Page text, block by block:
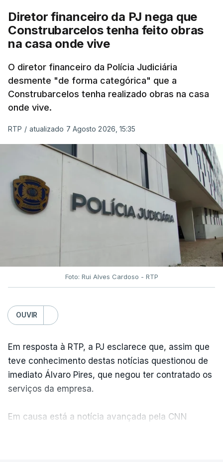
Diretor financeiro da PJ nega que
Construbarcelos tenha feito obras
na casa onde vive
O diretor financeiro da Polícia Judiciária
desmente "de forma categórica" que a
Construbarcelos tenha realizado obras na casa
onde vive.
RTP / atualizado 7 Agosto 2026, 15:35
Foto: Rui Alves Cardoso - RTP
OUVIR
Em resposta à RTP, a PJ esclarece que, assim que
teve conhecimento destas notícias questionou de
imediato Álvaro Pires, que negou ter contratado os
serviços da empresa.
Em causa está a notícia avançada pela CNN